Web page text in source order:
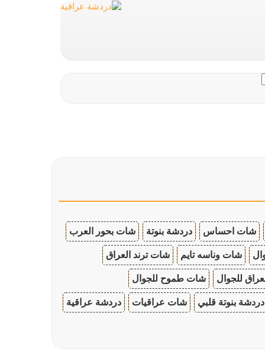
شات احساس دردشة بنوتة شات بحور العرب
شات وناسه تايم شات ترند العراق
للجوال شات طموح للجوال
دردشة بنوتة قلبي شات عراقيات دردشة عراقية